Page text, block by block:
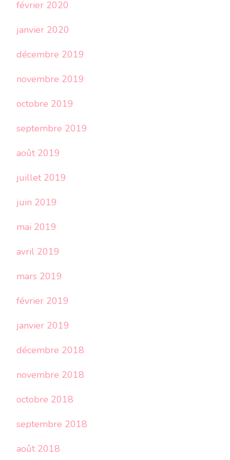
février 2020
janvier 2020
décembre 2019
novembre 2019
octobre 2019
septembre 2019
août 2019
juillet 2019
juin 2019
mai 2019
avril 2019
mars 2019
février 2019
janvier 2019
décembre 2018
novembre 2018
octobre 2018
septembre 2018
août 2018